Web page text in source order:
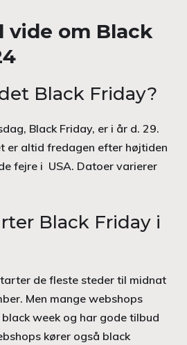
vide om Black
Black Friday?
Black Friday, er i år d. 29.
er altid fredagen efter højtiden
fejre i USA. Datoer varierer
Black Friday i
de fleste steder til midnat
Men mange webshops
week og har gode tilbud
kører også black